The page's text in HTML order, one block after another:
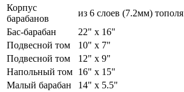
Корпус
барабанов
из 6 слоев (7.2мм) тополя
Бас-барабан
22" x 16"
Подвесной том
10" x 7"
Подвесной том
12" x 9"
Напольный том 16" x 15"
Малый барабан
14" x 5.5"